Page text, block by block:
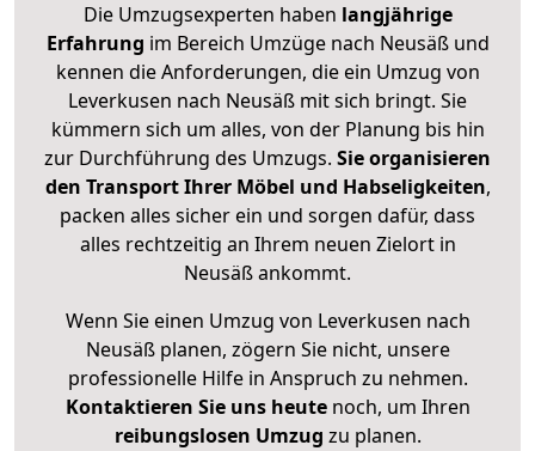
Die Umzugsexperten haben langjährige
Erfahrung im Bereich Umzüge nach Neusäß und
kennen die Anforderungen, die ein Umzug von
Leverkusen nach Neusäß mit sich bringt. Sie
kümmern sich um alles, von der Planung bis hin
zur Durchführung des Umzugs. Sie organisieren
den Transport Ihrer Möbel und Habseligkeiten,
packen alles sicher ein und sorgen dafür, dass
alles rechtzeitig an Ihrem neuen Zielort in
Neusäß ankommt.
Wenn Sie einen Umzug von Leverkusen nach
Neusäß planen, zögern Sie nicht, unsere
professionelle Hilfe in Anspruch zu nehmen.
Kontaktieren Sie uns heutenoch, um Ihren
reibungslosen Umzug zu planen.